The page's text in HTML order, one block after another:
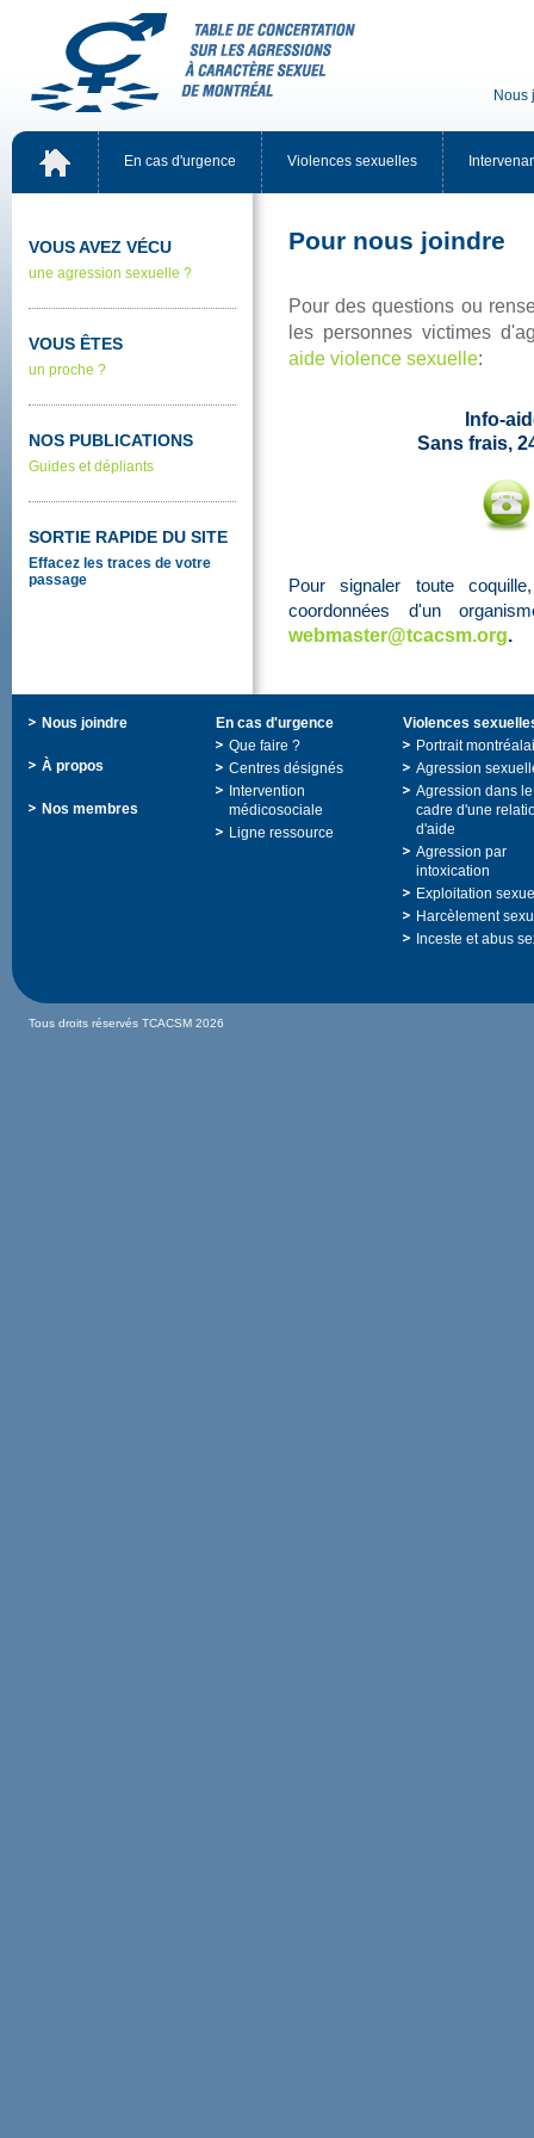
Encasd'urgence Violencessexuelles
VOUSAVEZVÉCU
uneagressionsexuelle?
VOUSÊTES
unproche?
NOSPUBLICATIONS
Guidesetdépliants
SORTIERAPIDEDUSITE
Effacezlestracesdevotre
passage
Pournousjoindre
aideviolencesexuelle:
Info-
webmaster@tcacsm.org.
Nousjoindre
Àpropos
Nosmembres
Encasd'urgence
Quefaire?
Centresdésignés
Intervention
médicosociale
Ligneressource
Agressiondansle
d'aide
Agressionpar
intoxication
TousdroitsréservésTCACSM2026